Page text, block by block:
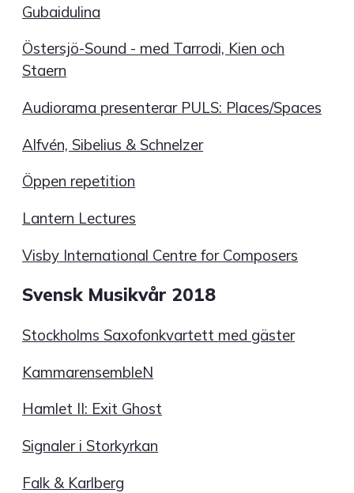
Gubaidulina
Östersjö-Sound - med Tarrodi, Kien och
Staern
Audiorama presenterar PULS: Places/Spaces
Alfvén, Sibelius & Schnelzer
Öppen repetition
Lantern Lectures
Visby International Centre for Composers
Svensk Musikvår 2018
Stockholms Saxofonkvartett med gäster
KammarensembleN
Hamlet II: Exit Ghost
Signaler i Storkyrkan
Falk & Karlberg